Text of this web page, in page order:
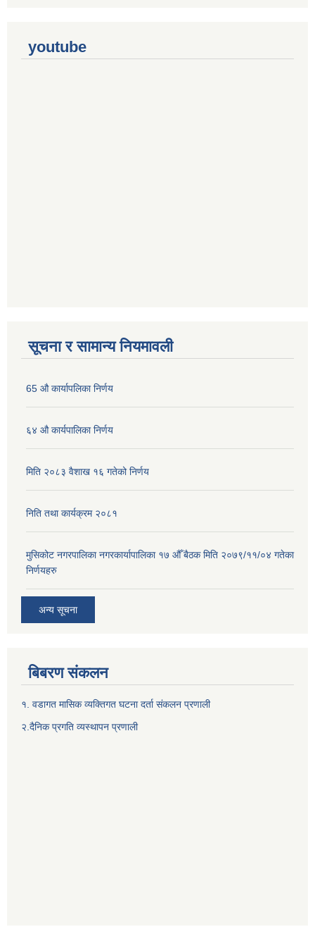
youtube
सूचना र सामान्य नियमावली
65 औ कार्यापलिका निर्णय
६४ औ कार्यपालिका निर्णय
मिति २०८३ वैशाख १६ गतेको निर्णय
निति तथा कार्यक्रम २०८१
मुसिकोट नगरपालिका नगरकार्यापालिका १७ औँ बैठक मिति २०७९/११/०४ गतेका
निर्णयहरु
अन्य सूचना
बिबरण संकलन
१. वडागत मासिक व्यक्तिगत घटना दर्ता संकलन प्रणाली
२.दैनिक प्रगति व्यस्थापन प्रणाली